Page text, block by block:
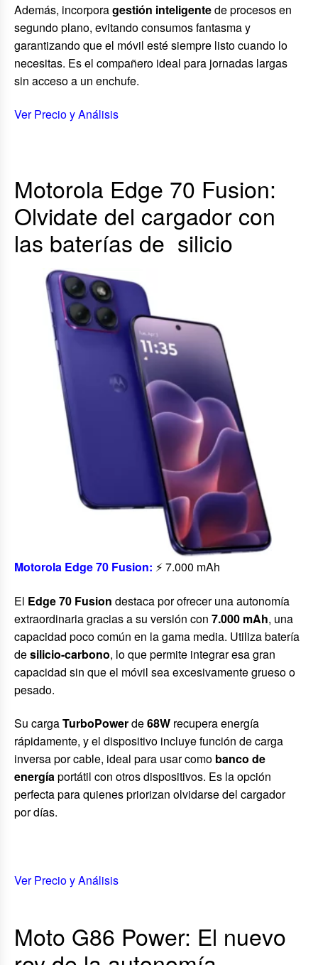
Además, incorporagestión inteligentede procesos en
segundo plano, evitando consumos fantasma y
garantizando que el móvil esté siempre listo cuando lo
necesitas. Es el compañero ideal para jornadas largas
sin acceso a un enchufe.
Ver Precio y Análisis
Motorola Edge 70 Fusion:
Olvidate del cargador con
las baterías de silicio
Motorola Edge 70 Fusion: ⚡ 7.000 mAh
El Edge 70 Fusion destaca por ofrecer una autonomía
extraordinaria gracias a su versión con 7.000 mAh, una
capacidad poco común en la gama media. Utiliza batería
desilicio-carbono, lo que permite integrar esa gran
capacidad sin que el móvil sea excesivamente grueso o
pesado.
Su cargaTurboPowerde68W recupera energía
rápidamente, y el dispositivo incluye función de carga
inversa por cable, ideal para usar como banco de
energíaportátil con otros dispositivos. Es la opción
perfecta para quienes priorizan olvidarse del cargador
por días.
Ver Precio y Análisis
Moto G86 Power: El nuevo